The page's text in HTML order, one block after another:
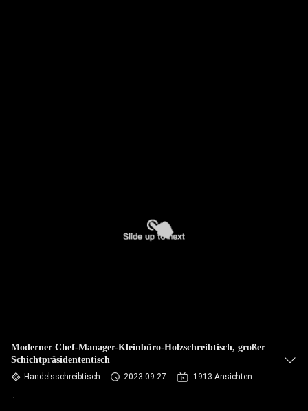
Moderner Chef-Manager-Kleinbüro-Holzschreibtisch, großer
Schichtpräsidententisch
Handelsschreibtisch 2023-09-27 1913 Ansichten